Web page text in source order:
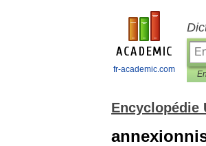
fr-academic.com
Encyclopédie